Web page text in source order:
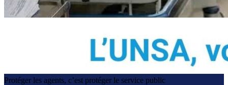
Protéger les agents, c’est protéger le service public